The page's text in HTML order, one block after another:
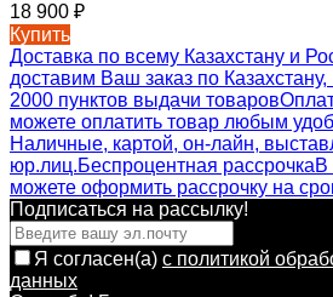
18 900 ₽
Купить
Доставка по всему Казахстану и
доставим Ваш заказ по
2000 пунктов выдачи товаров
можете оплатить товар любым
Наличные, картой, он-лайн,
юр.лиц.Беспроцентная рассрочкаВ
можете оформить рассрочку на
Подписаться на рассылкy!
Я согласен(a) с политикой
данных